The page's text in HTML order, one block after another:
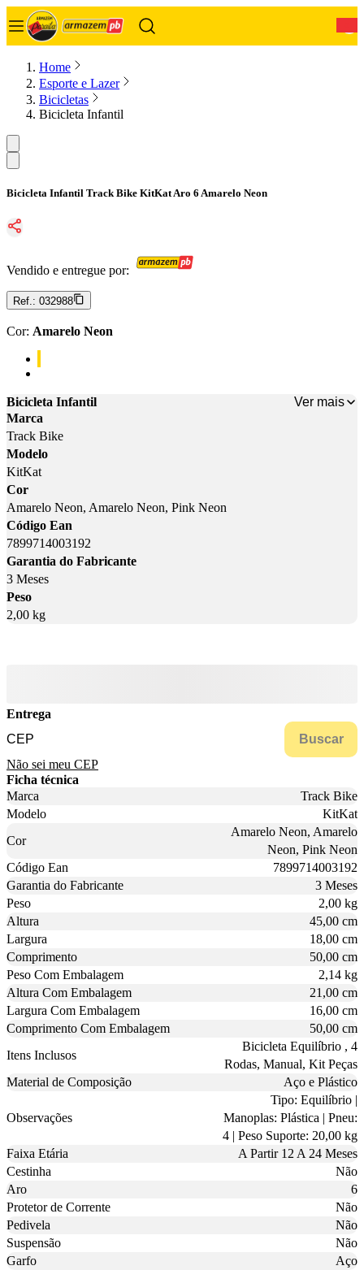
Home
Esporte e Lazer
Bicicletas
Bicicleta Infantil
Bicicleta Infantil Track Bike KitKat Aro 6 Amarelo Neon
Vendido e entregue por:
Ref.: 032988
Cor: Amarelo Neon
Bicicleta Infantil
Ver mais
Marca
Track Bike
Modelo
KitKat
Cor
Amarelo Neon, Amarelo Neon, Pink Neon
Código Ean
7899714003192
Garantia do Fabricante
3 Meses
Peso
2,00 kg
Entrega
Buscar
Não sei meu CEP
Ficha técnica
Marca
Track Bike
Modelo
KitKat
Cor
Amarelo Neon, Amarelo
Neon, Pink Neon
Código Ean
7899714003192
Garantia do Fabricante
3 Meses
Peso
2,00 kg
Altura
45,00 cm
Largura
18,00 cm
Comprimento
50,00 cm
Peso Com Embalagem
2,14 kg
Altura Com Embalagem
21,00 cm
Largura Com Embalagem
16,00 cm
Comprimento Com Embalagem
50,00 cm
Itens Inclusos
Bicicleta Equilíbrio , 4
Rodas, Manual, Kit Peças
Material de Composição
Aço e Plástico
Observações
Tipo: Equilíbrio |
Manoplas: Plástica | Pneu:
4 | Peso Suporte: 20,00 kg
Faixa Etária
A Partir 12 A 24 Meses
Cestinha
Não
Aro
6
Protetor de Corrente
Não
Pedivela
Não
Suspensão
Não
Garfo
Aço